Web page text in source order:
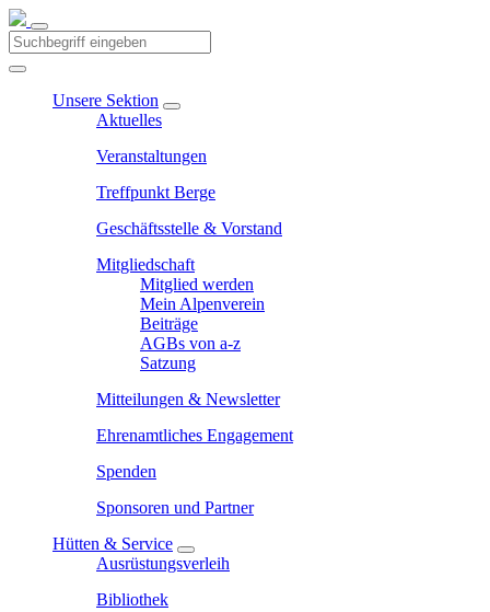
Unsere Sektion
Aktuelles
Veranstaltungen
Treffpunkt Berge
Geschäftsstelle & Vorstand
Mitgliedschaft
Mitglied werden
Mein Alpenverein
Beiträge
AGBs von a-z
Satzung
Mitteilungen & Newsletter
Ehrenamtliches Engagement
Spenden
Sponsoren und Partner
Hütten & Service
Ausrüstungsverleih
Bibliothek